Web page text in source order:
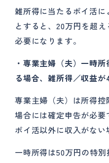
雑所得に当たるポイ活
とすると、20万円を超
必要になります。
・専業主婦（夫）一時
る場合、雑所得／収益
専業主婦（夫）は所得
場合には確定申告が必要
ポイ活以外に収入がない
一時所得は50万円の特